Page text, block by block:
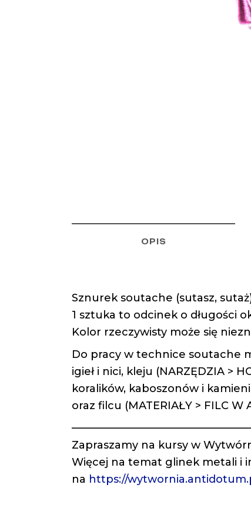
OPIS
Sznurek soutache (sutasz,
1 sztuka to odcinek o długości
Kolor rzeczywisty może się
Do pracy w technice soutache
igieł i nici, kleju (NARZĘDZIA >
koralików, kaboszonów i kamieni
oraz filcu (MATERIAŁY > FILC
Zapraszamy na kursy w
Więcej na temat glinek metali i
na https://